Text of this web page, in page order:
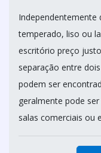
Independentemente
temperado, liso ou
escritório preço
separação entre
podem ser
geralmente pode
salas comerciais ou